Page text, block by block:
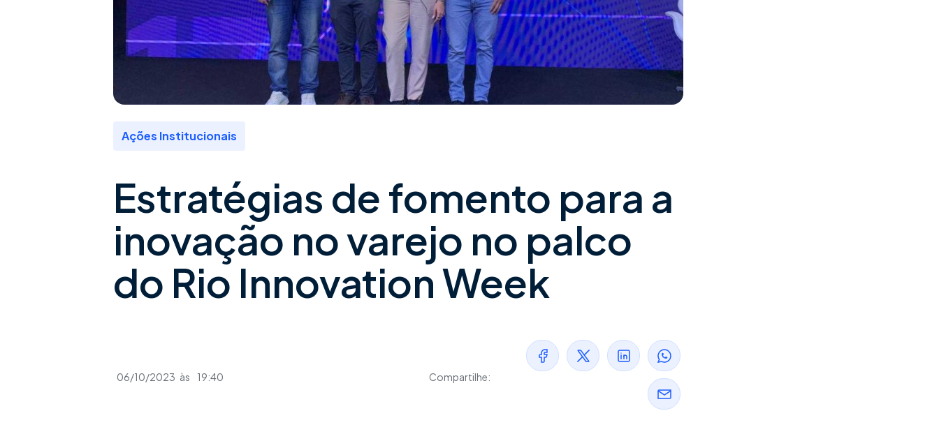
Ações Institucionais
Estratégias de fomento para a
inovação no varejo no palco
do Rio Innovation Week
06/10/2023 às 19:40 Compartilhe: